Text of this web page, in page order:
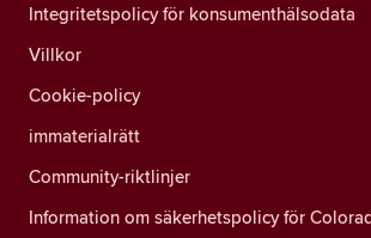
Integritetspolicy för konsumenthälsodata
Villkor
Cookie-policy
immaterialrätt
Community-riktlinjer
Information om säkerhetspolicy för